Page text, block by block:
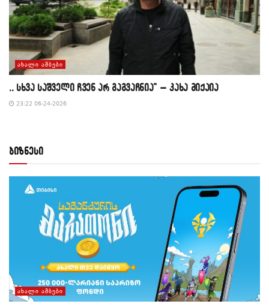
ᲐᲮᲐᲚᲘ ᲐᲛᲑᲔᲑᲘ
,, სხვა საშველი ჩვენ არ გაგვაჩნია” – კახა მიქაია
23:22 06-24-2026
ბიზნესი
ᲐᲮᲐᲚᲘ ᲐᲛᲑᲔᲑᲘ